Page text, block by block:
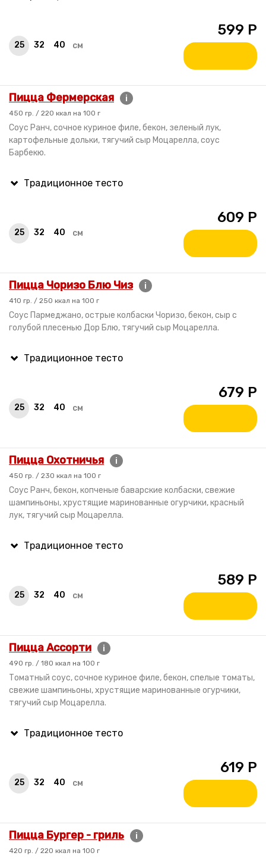
25 32 40 см
599 Р
Пицца Фермерская i
450 гр. / 220 ккал на 100 г
Соус Ранч, сочное куриное филе, бекон, зеленый лук,
картофельные дольки, тягучий сыр Моцарелла, соус
Барбекю.
25 32 40 см
609 Р
Пицца Чоризо Блю Чиз i
410 гр. / 250 ккал на 100 г
Соус Пармеджано, острые колбаски Чоризо, бекон, сыр с
голубой плесенью Дор Блю, тягучий сыр Моцарелла.
25 32 40 см
679 Р
Пицца Охотничья i
450 гр. / 230 ккал на 100 г
Соус Ранч, бекон, копченые баварские колбаски, свежие
шампиньоны, хрустящие маринованные огурчики, красный
лук, тягучий сыр Моцарелла.
25 32 40 см
589 Р
Пицца Ассорти i
490 гр. / 180 ккал на 100 г
Томатный соус, сочное куриное филе, бекон, спелые томаты,
свежие шампиньоны, хрустящие маринованные огурчики,
тягучий сыр Моцарелла.
25 32 40 см
619 Р
Пицца Бургер - гриль i
420 гр. / 220 ккал на 100 г